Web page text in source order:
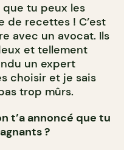
que tu peux les
de recettes ! C’est
avec un avocat. Ils
et tellement
un expert
choisir et je sais
trop mûrs.
t’a annoncé que tu
?